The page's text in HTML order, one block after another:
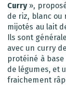
Curry»,
de riz, blanc ou
mijotés au lait
Ils sont
avec un curry
protéiné à
de légumes, et
fraichement